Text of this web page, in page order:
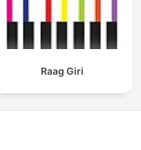
Raag Giri